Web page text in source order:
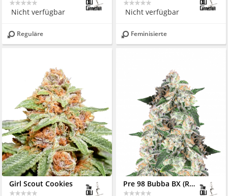
Nicht verfügbar
Reguläre
Nicht verfügbar
Feminisierte
Girl Scout Cookies
Pre 98 Bubba BX (REG)